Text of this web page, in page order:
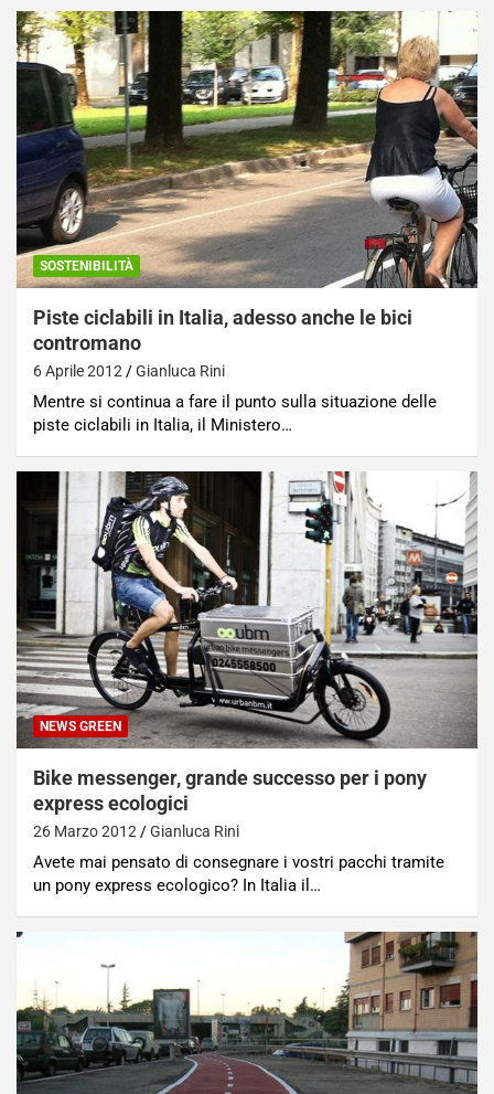
SOSTENIBILITÀ
Piste ciclabili in Italia, adesso anche le bici
contromano
6 Aprile 2012 Gianluca Rini
Mentre si continua a fare il punto sulla situazione delle
piste ciclabili in Italia, il Ministero…
NEWS GREEN
Bike messenger, grande successo per i pony
express ecologici
26 Marzo 2012 Gianluca Rini
Avete mai pensato di consegnare i vostri pacchi tramite
un pony express ecologico? In Italia il…